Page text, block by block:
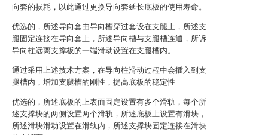
向套的损耗，以此通过更换导向套延长底板的使用寿命。
优选的，所述导向套由导向槽穿过套设在支腿上，所述支
腿固定连接在导向套上，所述导向槽与支腿槽连通，所诉
导向柱远离支撑板的一端滑动设置在支腿槽内。
通过采用上述技术方案，在导向柱滑动过程中会插入到支
腿槽内，增加支腿槽的刚性，提高底板的稳定性
优选的，所述底板的上表面固定设置有多个滑轨，每个所
述支撑块的两侧设置两个滑轨，所述底板上设置有滑块，
所述滑块滑动设置在滑轨内，所述支撑块固定连接在滑块